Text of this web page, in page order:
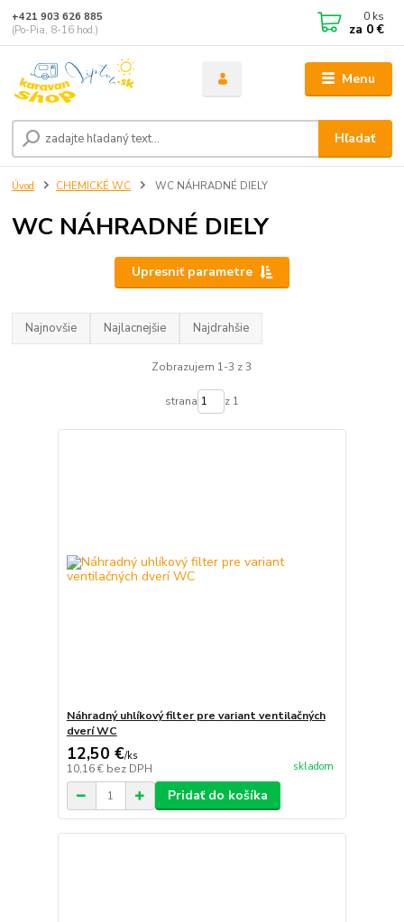
Menu
Hľadať
+421 903 626 885
(Po-Pia, 8-16 hod.)
0 ks
za 0 €
Úvod CHEMICKÉ WC WC NÁHRADNÉ DIELY
WC NÁHRADNÉ DIELY
Upresniť parametre
Najnovšie Najlacnejšie Najdrahšie
Zobrazujem 1-3 z 3
strana z 1
Náhradný uhlíkový filter pre variant ventilačných
dverí WC
12,50 €/ks
10,16 € bez DPH skladom
Pridať do košíka